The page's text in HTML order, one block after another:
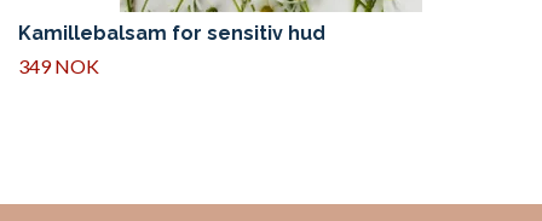
Kamillebalsam for sensitiv hud
349 NOK